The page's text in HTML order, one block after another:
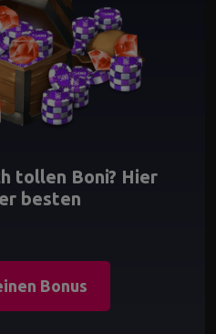
tollen Boni? Hier
besten
Bonus